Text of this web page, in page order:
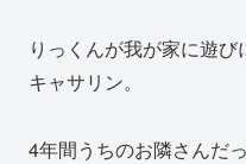
りっくんが我が家に遊
キャサリン。
4年間うちのお隣さんだ